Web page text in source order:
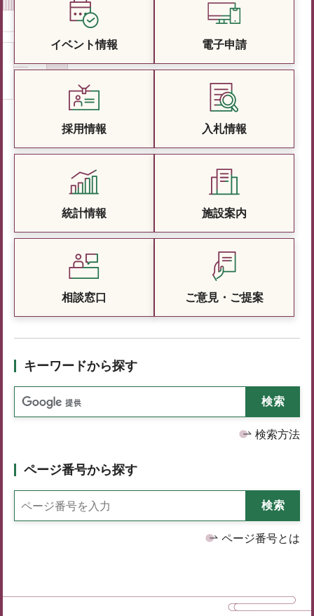
イベント情報 電子申請
採用情報 入札情報
統計情報 施設案内
相談窓口 ご意見・ご提案
キーワードから探す
検索方法
ページ番号から探す
ページ番号とは